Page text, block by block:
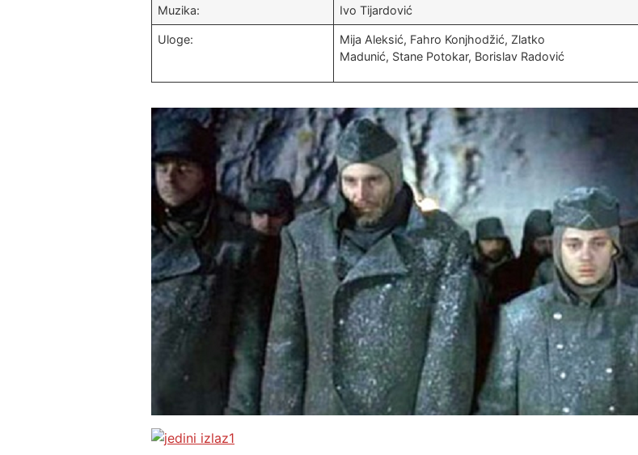
Muzika: Ivo Tijardović
Uloge:
Mija Aleksić, Fahro Konjhodžić, Zlatko
Madunić, Stane Potokar, Borislav Radović